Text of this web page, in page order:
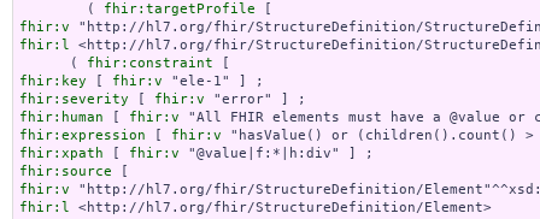
        (
fhir:targetProfile
fhir:v
fhir:l <http://hl7.org/fhir/StructureDefinition/
      (
fhir:constraint
fhir:key [ fhir:v
fhir:severity [ fhir:v
fhir:human [ fhir:v
fhir:expression [ fhir:v
fhir:xpath [ fhir:v
fhir:source
fhir:v
fhir:l